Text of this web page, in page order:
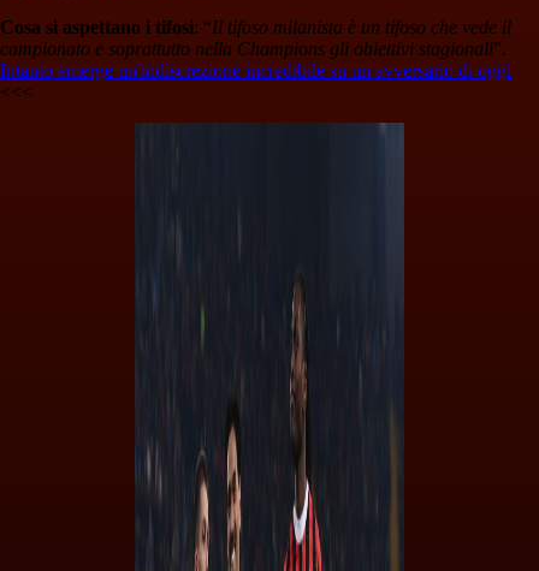
Cosa si aspettano i tifosi: “Il tifoso milanista è un tifoso che vede il
campionato e soprattutto nella Champions gli obiettivi stagionali”.
Intanto emerge un'indiscrezione incredibile su un avversario di oggi
<<<